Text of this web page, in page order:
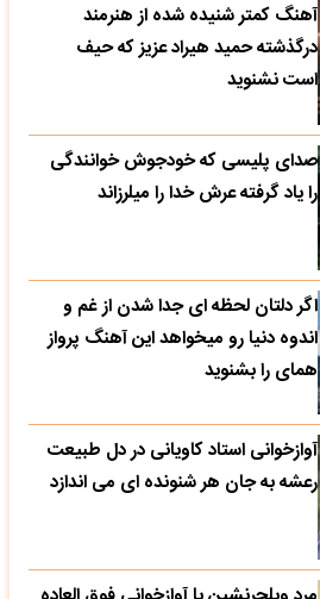
آهنگ کمتر شنیده شده از هنرمند
درگذشته حمید هیراد عزیز که حیف
است نشنوید
صدای پلیسی که خودجوش خوانندگی
را یاد گرفته عرش خدا را میلرزاند
اگر دلتان لحظه ای جدا شدن از غم و
اندوه دنیا رو میخواهد این آهنگ پرواز
همای را بشنوید
آوازخوانی استاد کاویانی در دل طبیعت
رعشه به جان هر شنونده ای می اندازد